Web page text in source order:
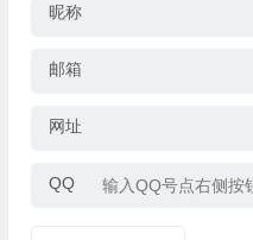
昵称
邮箱
网址
QQ